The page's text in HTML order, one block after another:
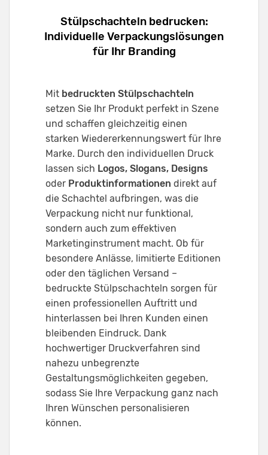
Stülpschachteln bedrucken:
Individuelle Verpackungslösungen
für Ihr Branding
Mit bedruckten Stülpschachteln
setzen Sie Ihr Produkt perfekt in Szene
und schaffen gleichzeitig einen
starken Wiedererkennungswert für Ihre
Marke. Durch den individuellen Druck
lassen sich Logos, Slogans, Designs
oder Produktinformationen direkt auf
die Schachtel aufbringen, was die
Verpackung nicht nur funktional,
sondern auch zum effektiven
Marketinginstrument macht. Ob für
besondere Anlässe, limitierte Editionen
oder den täglichen Versand –
bedruckte Stülpschachteln sorgen für
einen professionellen Auftritt und
hinterlassen bei Ihren Kunden einen
bleibenden Eindruck. Dank
hochwertiger Druckverfahren sind
nahezu unbegrenzte
Gestaltungsmöglichkeiten gegeben,
sodass Sie Ihre Verpackung ganz nach
Ihren Wünschen personalisieren
können.